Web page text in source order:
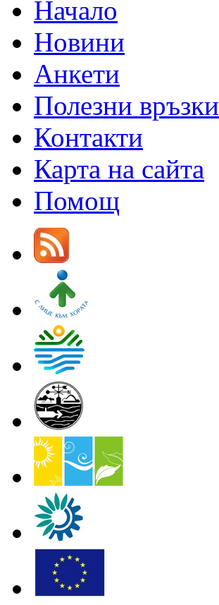
Начало
Новини
Анкети
Полезни връзки
Контакти
Карта на сайта
Помощ